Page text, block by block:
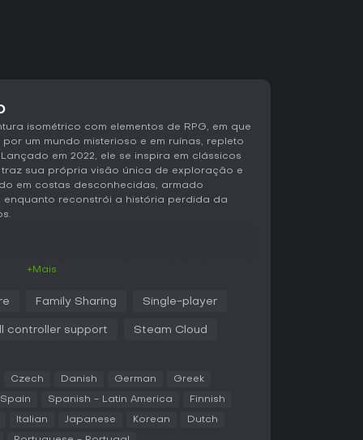
isométrico com elementos de RPG, em que
um mundo misterioso e em ruínas, repleto
em 2022, ele se inspira em clássicos
sua própria visão única de exploração e
em costas desconhecidas, armado
enquanto reconstrói a história perdida da
sistema de stamina que remete às mecânicas
novos caminhos. Um destaque é o manual
técnico, exigindo timing preciso, enquanto
se conectam às ilustrações do manual e
em busca de elementos ocultos.
+Mais
Family Sharing Single-player
controller support Steam Cloud
Czech Danish German Greek
Spanish - Latin America Finnish
Italian Japanese Korean Dutch